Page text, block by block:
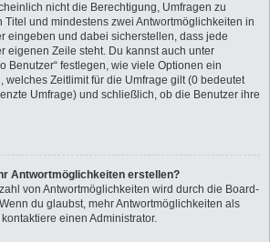
nicht die Berechtigung, Umfragen zu
und mindestens zwei Antwortmöglichkeiten in
eingeben und dabei sicherstellen, dass jede
eigenen Zeile steht. Du kannst auch unter
Benutzer“ festlegen, wie viele Optionen ein
welches Zeitlimit für die Umfrage gilt (0 bedeutet
Umfrage) und schließlich, ob die Benutzer ihre
Antwortmöglichkeiten erstellen?
von Antwortmöglichkeiten wird durch die Board-
du glaubst, mehr Antwortmöglichkeiten als
einen Administrator.